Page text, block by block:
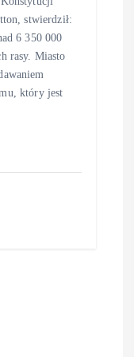
stwierdził:
6 350 000
rasy. Miasto
który jest